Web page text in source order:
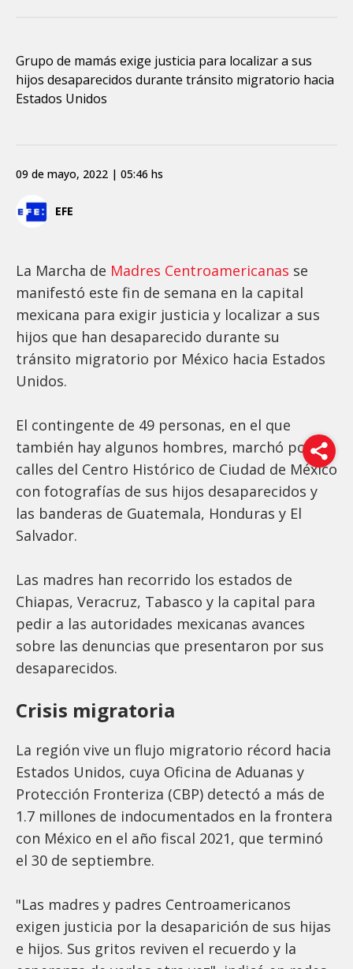
Grupo de mamás exige justicia para localizar a sus
hijos desaparecidos durante tránsito migratorio hacia
Estados Unidos
EFE
09 de mayo, 2022 | 05:46 hs
La Marcha de Madres Centroamericanas se
manifestó este fin de semana en la capital
mexicana para exigir justicia y localizar a sus
hijos que han desaparecido durante su
tránsito migratorio por México hacia Estados
Unidos.
El contingente de 49 personas, en el que
también hay algunos hombres, marchó por las
calles del Centro Histórico de Ciudad de México
con fotografías de sus hijos desaparecidos y
las banderas de Guatemala, Honduras y El
Salvador.
Las madres han recorrido los estados de
Chiapas, Veracruz, Tabasco y la capital para
pedir a las autoridades mexicanas avances
sobre las denuncias que presentaron por sus
desaparecidos.
Crisis migratoria
La región vive un flujo migratorio récord hacia
Estados Unidos, cuya Oficina de Aduanas y
Protección Fronteriza (CBP) detectó a más de
1.7 millones de indocumentados en la frontera
con México en el año fiscal 2021, que terminó
el 30 de septiembre.
"Las madres y padres Centroamericanos
exigen justicia por la desaparición de sus hijas
e hijos. Sus gritos reviven el recuerdo y la